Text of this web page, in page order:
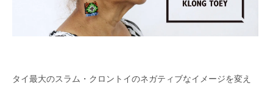
タイ最大のスラム・クロントイのネガティブなイメージを変え